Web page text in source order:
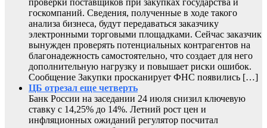
госкомпаний. Сведения, полученные в ходе такого
анализа бизнеса, будут передаваться заказчику
электронными торговыми площадками. Сейчас заказчик
вынужден проверять потенциальных контрагентов на
благонадежность самостоятельно, что создает для него
дополнительную нагрузку и повышает риски ошибок.
Сообщение Закупки просканирует ФНС появились […]
ЦБ отрезал еще четверть
Банк России на заседании 24 июля снизил ключевую
ставку с 14,25% до 14%. Летний рост цен и
инфляционных ожиданий регулятор посчитал